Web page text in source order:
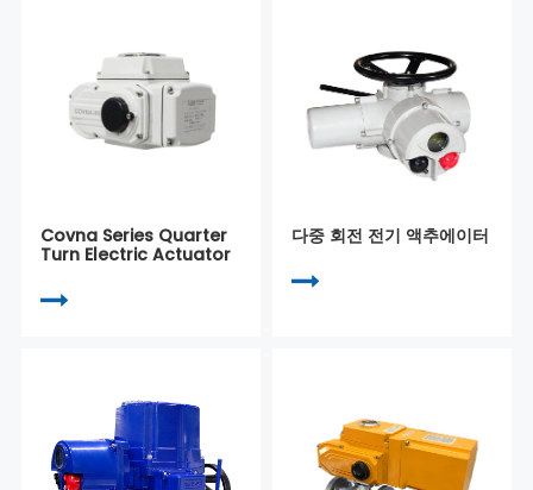
Covna Series Quarter
Turn Electric Actuator
다중 회전 전기 액추에이터